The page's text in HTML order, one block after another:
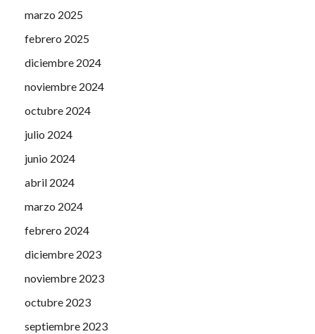
marzo 2025
febrero 2025
diciembre 2024
noviembre 2024
octubre 2024
julio 2024
junio 2024
abril 2024
marzo 2024
febrero 2024
diciembre 2023
noviembre 2023
octubre 2023
septiembre 2023